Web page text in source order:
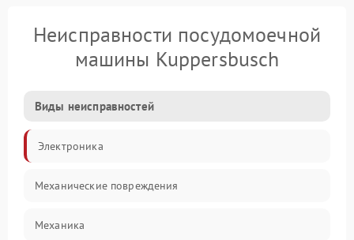
Неисправности посудомоечной
машины Kuppersbusch
Виды неисправностей
Электроника
Механические повреждения
Механика